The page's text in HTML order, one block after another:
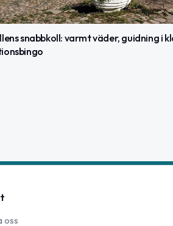
snabbkoll: varmt väder, guidning i
oss